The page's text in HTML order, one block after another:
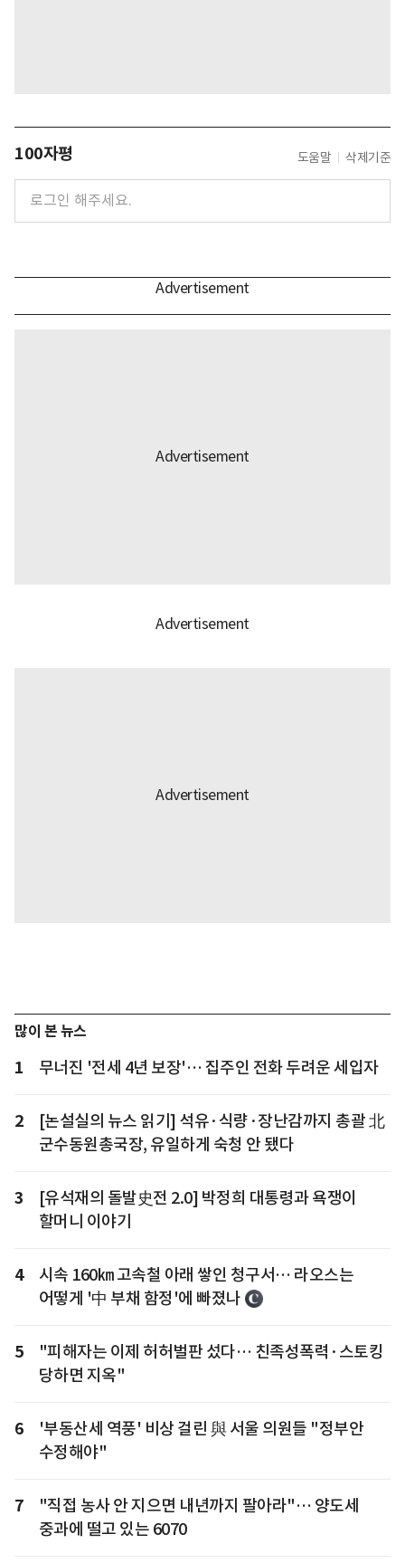
100자평 도움말 삭제기준
많이 본 뉴스
1 무너진 '전세 4년 보장'… 집주인 전화 두려운 세입자
2
[논설실의 뉴스 읽기] 석유·식량·장난감까지 총괄 北
군수동원총국장, 유일하게 숙청 안 됐다
3
[유석재의 돌발史전 2.0] 박정희 대통령과 욕쟁이
할머니 이야기
4
시속 160㎞ 고속철 아래 쌓인 청구서… 라오스는
어떻게 '中 부채 함정'에 빠졌나
5
"피해자는 이제 허허벌판 섰다… 친족성폭력·스토킹
당하면 지옥"
6
'부동산세 역풍' 비상 걸린 與 서울 의원들 "정부안
수정해야"
7
"직접 농사 안 지으면 내년까지 팔아라"… 양도세
중과에 떨고 있는 6070